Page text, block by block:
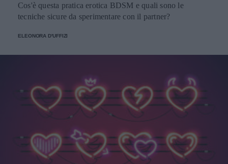
Cos'è questa pratica erotica BDSM e quali sono le
tecniche sicure da sperimentare con il partner?
ELEONORA D'UFFIZI